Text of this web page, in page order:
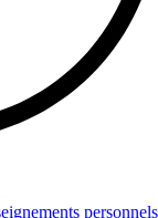
personnels